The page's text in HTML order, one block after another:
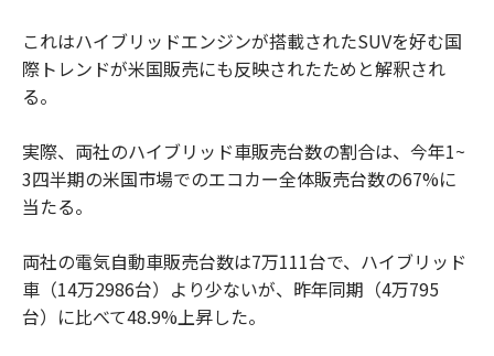
これはハイブリッドエンジンが搭載されたSUVを好む国
際トレンドが米国販売にも反映されたためと解釈され
る。
実際、両社のハイブリッド車販売台数の割合は、今年1~
3四半期の米国市場でのエコカー全体販売台数の67%に
当たる。
両社の電気自動車販売台数は7万111台で、ハイブリッド
車（14万2986台）より少ないが、昨年同期（4万795
台）に比べて48.9%上昇した。